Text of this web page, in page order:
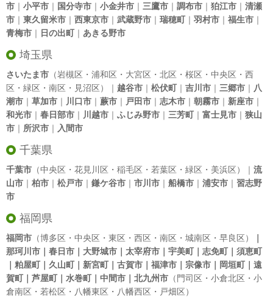
市 ｜ 小平市 ｜ 国分寺市 ｜ 小金井市 ｜ 三鷹市 ｜ 調布市 ｜ 狛江市 ｜ 清瀬
市 ｜ 東久留米市 ｜ 西東京市 ｜ 武蔵野市 ｜ 瑞穂町｜ 羽村市 ｜ 福生市 ｜
青梅市 ｜ 日の出町｜ あきる野市
埼玉県
さいたま市 （岩槻区・浦和区・大宮区・北区・桜区・中央区・西
区・緑区・南区・見沼区）｜ 越谷市 ｜ 松伏町｜ 吉川市 ｜ 三郷市 ｜ 八
潮市 ｜ 草加市 ｜ 川口市 ｜ 蕨市 ｜ 戸田市 ｜ 志木市 ｜ 朝霧市 ｜ 新座市 ｜
和光市 ｜ 春日部市 ｜ 川越市 ｜ ふじみ野市 ｜ 三芳町｜ 富士見市 ｜ 狭山
市 ｜ 所沢市 ｜ 入間市
千葉県
千葉市 （中央区・花見川区・稲毛区・若葉区・緑区・美浜区）｜ 流
山市 ｜ 柏市 ｜ 松戸市 ｜ 鎌ケ谷市 ｜ 市川市 ｜ 船橋市 ｜ 浦安市 ｜ 習志野
市
福岡県
福岡市 （博多区・中央区・東区・西区・南区・城南区・早良区）
那珂川市｜春日市｜大野城市｜太宰府市｜宇美町｜志免町｜須恵町
｜粕屋町｜久山町｜新宮町｜古賀市｜福津市｜宗像市｜岡垣町｜遠
賀町｜芦屋町｜水巻町｜中間市｜北九州市 （門司区・小倉北区・小
倉南区・若松区・八幡東区・八幡西区・戸畑区）